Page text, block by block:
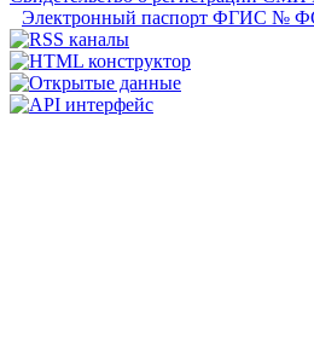
Электронный паспорт ФГИС №